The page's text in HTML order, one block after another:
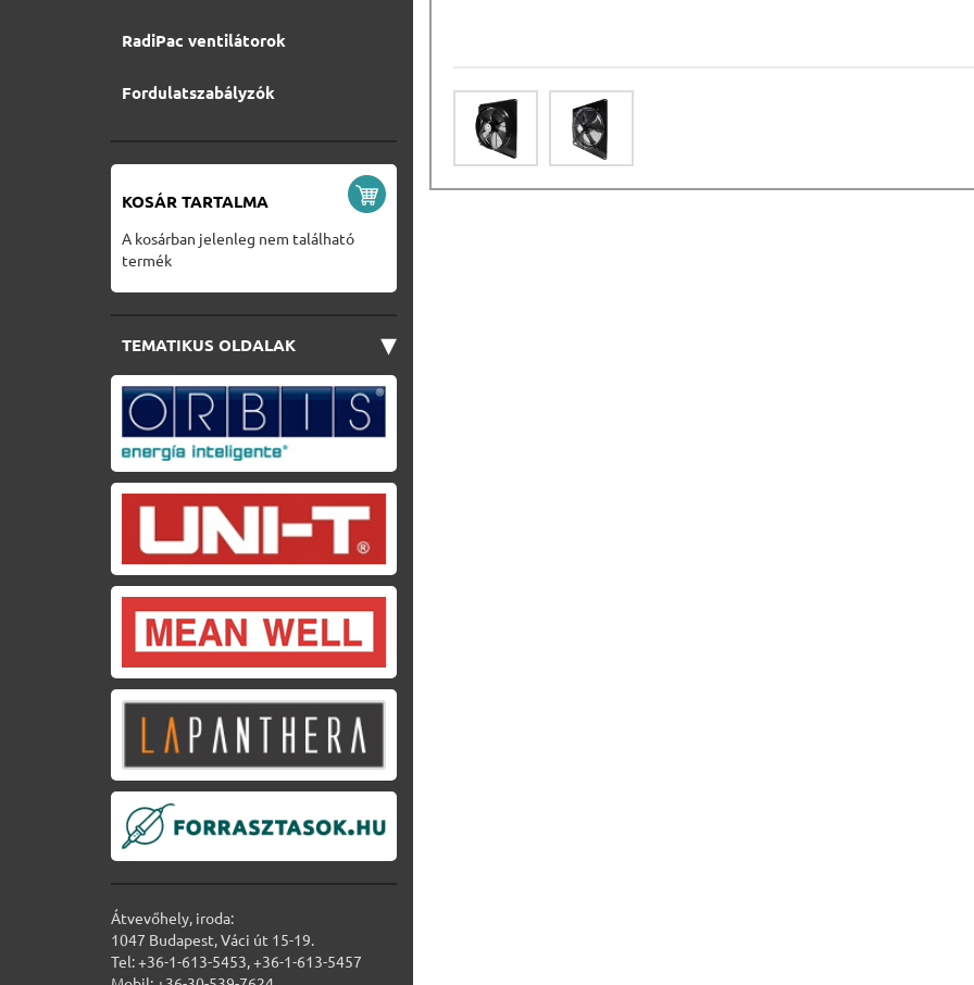
RadiPac ventilátorok
Fordulatszabályzók
KOSÁR TARTALMA
A kosárban jelenleg nem található
termék
TEMATIKUS OLDALAK ▾
Átvevőhely, iroda:
1047 Budapest, Váci út 15-19.
Tel: +36-1-613-5453, +36-1-613-5457